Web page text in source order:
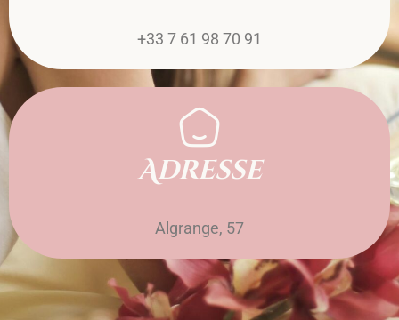
+33 7 61 98 70 91
Adresse
Algrange, 57